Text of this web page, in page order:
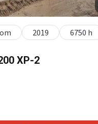
XP-2
2019 6750 h